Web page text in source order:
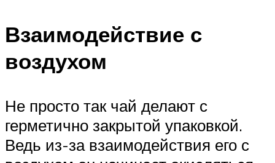
Взаимодействие с
воздухом
Не просто так чай делают с
герметично закрытой упаковкой.
Ведь из-за взаимодействия его с